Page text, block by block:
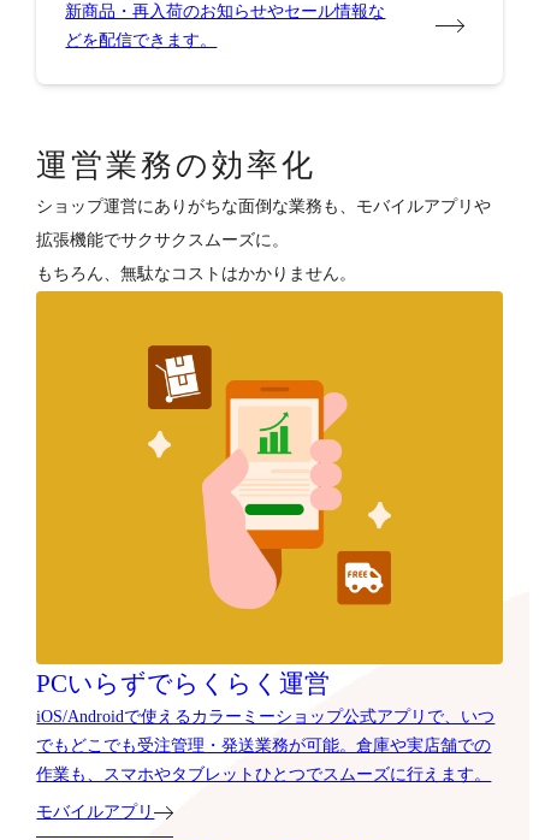
新商品・再入荷のお知らせやセール情報な
どを配信できます。
運営業務の効率化
ショップ運営にありがちな面倒な業務も、モバイルアプリや
拡張機能でサクサクスムーズに。
もちろん、無駄なコストはかかりません。
PCいらずでらくらく運営
iOS/Androidで使えるカラーミーショップ公式アプリで、いつ
でもどこでも受注管理・発送業務が可能。倉庫や実店舗での
作業も、スマホやタブレットひとつでスムーズに行えます。
モバイルアプリ